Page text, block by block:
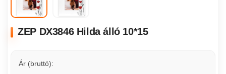
ZEP DX3846 Hilda álló 10*15
Ár (bruttó):